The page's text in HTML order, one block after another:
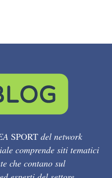
SPORT del network
comprende siti tematici
che contano sul